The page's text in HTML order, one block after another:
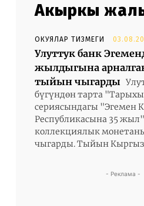
Акыркы
ОКУЯЛАР ТИЗМЕГИ
Улуттук банк
жылдыгына
тыйын чыгарды
бүгүндөн тарта
сериясындагы "Эгемен
Республикасына 35
коллекциялык
чыгарды. Тыйын
- Реклама -